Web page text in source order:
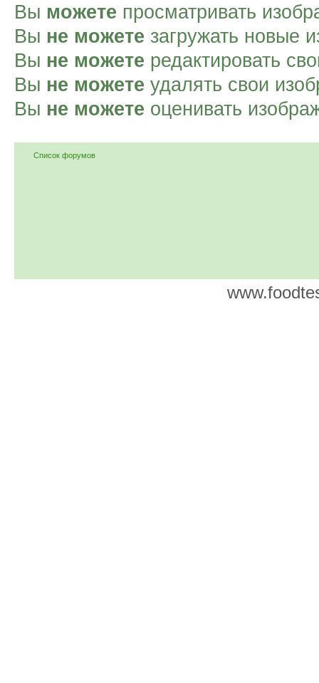
Вы можете просматривать
Вы не можете загружать новые
Вы не можете редактировать
Вы не можете удалять свои
Вы не можете оценивать
Список форумов